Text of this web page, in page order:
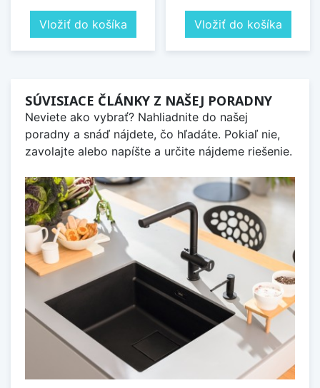
Vložiť do košíka Vložiť do košíka
SÚVISIACE ČLÁNKY Z NAŠEJ PORADNY
Neviete ako vybrať? Nahliadnite do našej
poradny a snáď nájdete, čo hľadáte. Pokiaľ nie,
zavolajte alebo napíšte a určite nájdeme riešenie.